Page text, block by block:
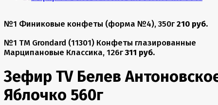
№1 Финиковые конфеты (форма №4), 350г 210 руб.
№1 TM Grondard (11301) Конфеты глазированные
Марципановые Классика, 126г311 руб.
Зефир TV Белев
Яблочко 560г